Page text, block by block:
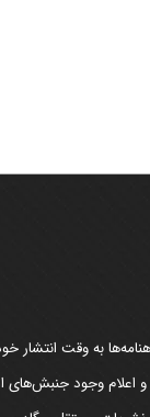
به وقت انتشار
و اعلام وجود جنبش‌های